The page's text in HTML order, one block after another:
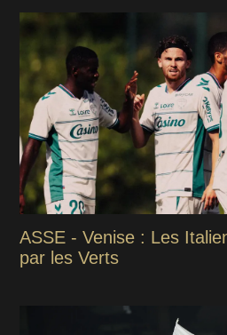
ASSE - Venise : Les
par les Verts